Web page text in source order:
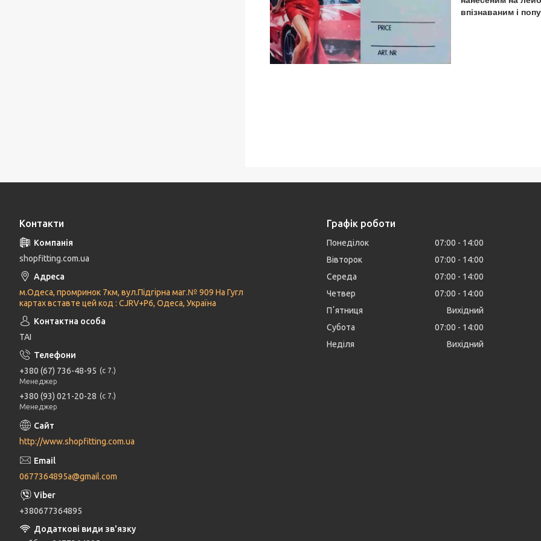
впізнаваним і
Контакти
shopfitting.com.ua
м.Одеса, промринок 7км, вул.Підгірна маг.№ 909 На Гугл
картах вставте цей код : CJRV+P6, Одеса, Україна
ТАІ
+380 (67) 736-48-95
с 7.
Менеджер
+380 (93) 021-20-28
с 7.
Менеджер
http://www.shopfitting.com.ua
0677364895a@gmail.com
+380677364895
Графік роботи
Понеділок 07:00
14:00
Вівторок
07:00
14:00
Середа
07:00
14:00
Четвер
07:00
14:00
Пʼятниця
Вихідний
Субота
07:00
14:00
Неділя
Вихідний